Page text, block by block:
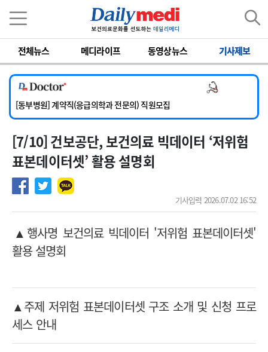
전체뉴스 메디라이프 동영상뉴스 기사제보
[서울아산병원] 2026년 하반기 인턴 모집
[영남대학교의료원] 마취통증의학과 임기제 임상의사 채용
[충남대학교병원] 소아청소년과(소아응급전담) 계약직 의사 공개채용
[동부병원] 계약직(응급의학과 전문의) 직원모집
[이대목동병원] 하반기 전공의(레지던트1년차) 모집
[서울아산병원] 2026년 하반기 인턴 모집
[영남대학교의료원] 마취통증의학과 임기제 임상의사 채용
[7/10] 건보공단, 보건의료 빅데이터 ‘저위험
표본데이터셋’ 활용 설명회
기사입력 2026.07.02 16:52
▲행사명 보건의료 빅데이터 '저위험 표본데이터셋'
활용 설명회
▲주제 저위험 표본데이터셋 구조 소개 및 신청 프로
세스 안내